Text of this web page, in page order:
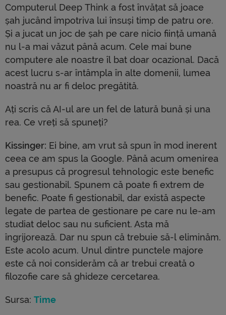
Computerul Deep Think a fost învățat să joace
șah jucând împotriva lui însuși timp de patru ore.
Și a jucat un joc de șah pe care nicio ființă umană
nu l-a mai văzut până acum. Cele mai bune
computere ale noastre îl bat doar ocazional. Dacă
acest lucru s-ar întâmpla în alte domenii, lumea
noastră nu ar fi deloc pregătită.
Ați scris că AI-ul are un fel de latură bună și una
rea. Ce vreți să spuneți?
Kissinger: Ei bine, am vrut să spun în mod inerent
ceea ce am spus la Google. Până acum omenirea
a presupus că progresul tehnologic este benefic
sau gestionabil. Spunem că poate fi extrem de
benefic. Poate fi gestionabil, dar există aspecte
legate de partea de gestionare pe care nu le-am
studiat deloc sau nu suficient. Asta mă
îngrijorează. Dar nu spun că trebuie să-l eliminăm.
Este acolo acum. Unul dintre punctele majore
este că noi considerăm că ar trebui creată o
filozofie care să ghideze cercetarea.
Sursa: Time